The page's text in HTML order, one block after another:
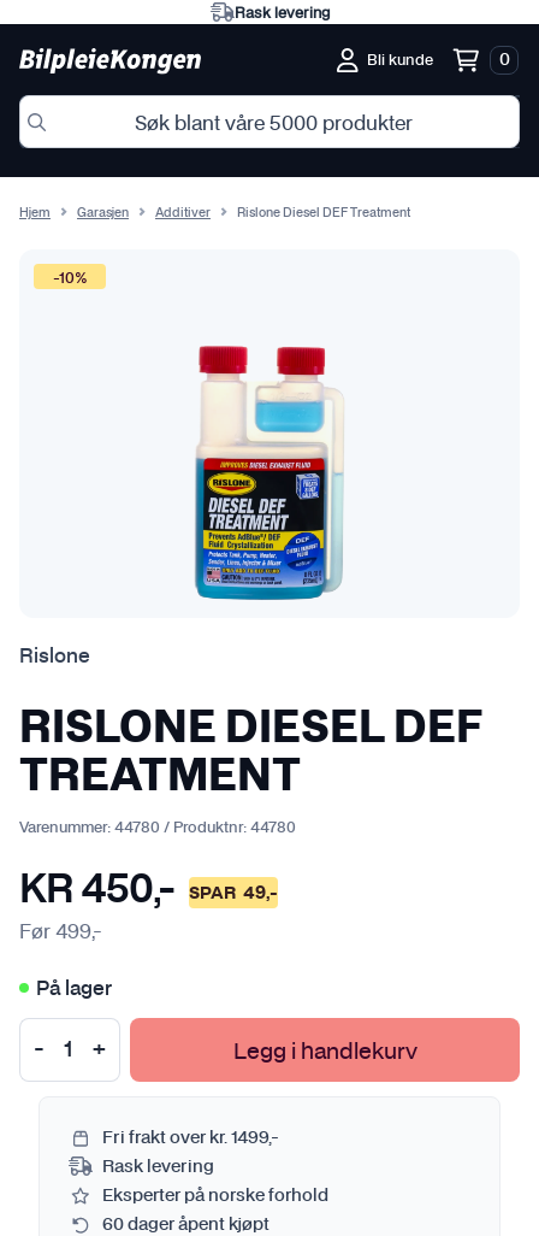
Rask levering
Bli kunde 0
Hjem Garasjen Additiver Rislone Diesel DEF Treatment
-10%
Rislone
RISLONE DIESEL DEF
TREATMENT
Varenummer: 44780 / Produktnr: 44780
KR 450,- SPAR 49,-
Før499,-
På lager
Legg i handlekurv
Fri frakt over kr. 1499,-
Rask levering
Eksperter på norske forhold
60 dager åpent kjøpt